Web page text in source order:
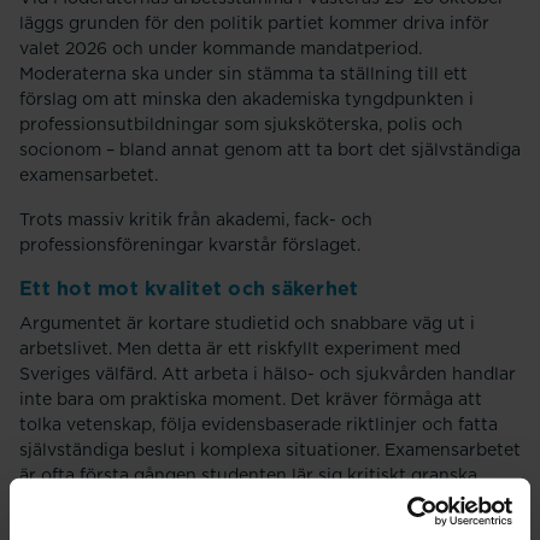
läggs grunden för den politik partiet kommer driva inför
valet 2026 och under kommande mandatperiod.
Moderaterna ska under sin stämma ta ställning till ett
förslag om att minska den akademiska tyngdpunkten i
professionsutbildningar som sjuksköterska, polis och
socionom – bland annat genom att ta bort det självständiga
examensarbetet.
Trots massiv kritik från akademi, fack- och
professionsföreningar kvarstår förslaget.
Ett hot mot kvalitet och säkerhet
Argumentet är kortare studietid och snabbare väg ut i
arbetslivet. Men detta är ett riskfyllt experiment med
Sveriges välfärd. Att arbeta i hälso- och sjukvården handlar
inte bara om praktiska moment. Det kräver förmåga att
tolka vetenskap, följa evidensbaserade riktlinjer och fatta
självständiga beslut i komplexa situationer. Examensarbetet
är ofta första gången studenten lär sig kritiskt granska
forskning – en kompetens avgörande för patientsäkerheten.